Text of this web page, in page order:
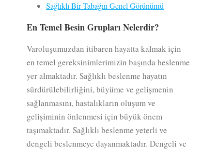
Sağlıklı Bir Tabağın Genel Görünümü
En Temel Besin Grupları Nelerdir?
Varoluşumuzdan itibaren hayatta kalmak için
en temel gereksinimlerimizin başında beslenme
yer almaktadır. Sağlıklı beslenme hayatın
sürdürülebilirliğini, büyüme ve gelişmenin
sağlanmasını, hastalıkların oluşum ve
gelişiminin önlenmesi için büyük önem
taşımaktadır. Sağlıklı beslenme yeterli ve
dengeli beslenmeye dayanmaktadır. Dengeli ve